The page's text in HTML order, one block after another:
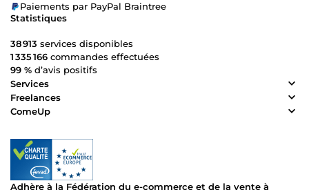
Paiements par PayPal Braintree
Statistiques
38 913 services disponibles
1 335 166 commandes effectuées
99 % d’avis positifs
Services
Freelances
ComeUp
Adhère à la Fédération du e-commerce et de la vente à